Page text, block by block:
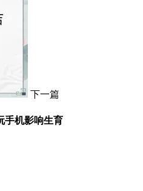
下一篇
手机影响生育